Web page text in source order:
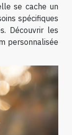
se cache un
spécifiques
Découvrir les
personnalisée